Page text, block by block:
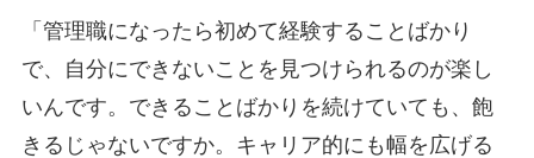
「管理職になったら初めて経験することばかり
で、自分にできないことを見つけられるのが楽し
いんです。できることばかりを続けていても、飽
きるじゃないですか。キャリア的にも幅を広げる